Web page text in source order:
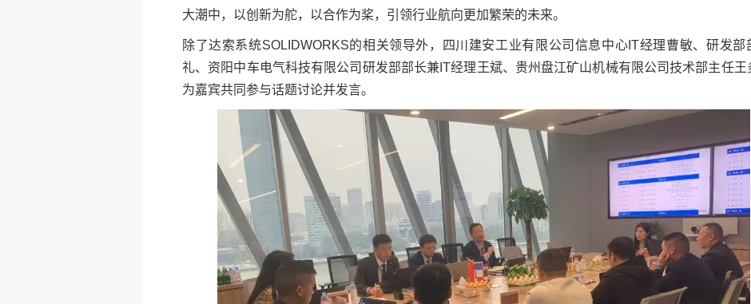
大潮中，以创新为舵，以合作为桨，引领行业航向更加繁荣的未来。
除了达索系统SOLIDWORKS的相关领导外，四川建安工业有限公司信息中心IT经理曹敏、研发部
礼、资阳中车电气科技有限公司研发部部长兼IT经理王斌、贵州盘江矿山机械有限公司技术部主任王
为嘉宾共同参与话题讨论并发言。